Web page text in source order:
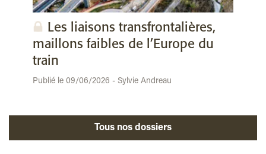
Les liaisons transfrontalières,
maillons faibles de l’Europe du
train
Publié le 09/06/2026 - Sylvie Andreau
Tous nos dossiers